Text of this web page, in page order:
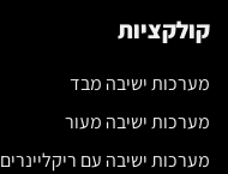
קולקציות
מערכות ישיבה מבד
מערכות ישיבה מעור
מערכות ישיבה עם ריקליינרים